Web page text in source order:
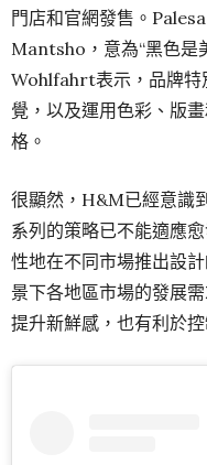
門店和官網發售。
Mantsho，意為“黑色是
Wohlfahrt表示，品牌特
覺，以及運用色彩、版
格。
很顯然，H&M已經意識
系列的策略已不能適應
性地在不同市場推出設
景下各地區市場的發展
提升新鮮感，也有利於控